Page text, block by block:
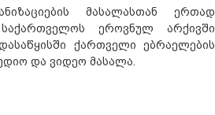
მასალასთან ერთად
ეროვნულ არქივში
ქართველი ებრაელების
და ვიდეო მასალა.